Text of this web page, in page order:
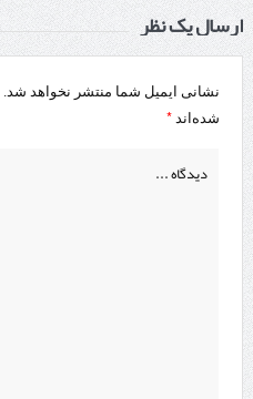
ارسال یک نظر
نشانی ایمیل شما منتشر نخواهد شد.
شده‌اند *